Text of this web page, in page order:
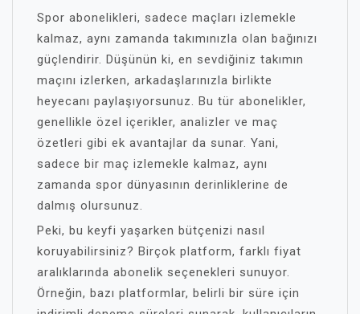
Spor abonelikleri, sadece maçları izlemekle
kalmaz, aynı zamanda takımınızla olan bağınızı
güçlendirir. Düşünün ki, en sevdiğiniz takımın
maçını izlerken, arkadaşlarınızla birlikte
heyecanı paylaşıyorsunuz. Bu tür abonelikler,
genellikle özel içerikler, analizler ve maç
özetleri gibi ek avantajlar da sunar. Yani,
sadece bir maç izlemekle kalmaz, aynı
zamanda spor dünyasının derinliklerine de
dalmış olursunuz.
Peki, bu keyfi yaşarken bütçenizi nasıl
koruyabilirsiniz? Birçok platform, farklı fiyat
aralıklarında abonelik seçenekleri sunuyor.
Örneğin, bazı platformlar, belirli bir süre için